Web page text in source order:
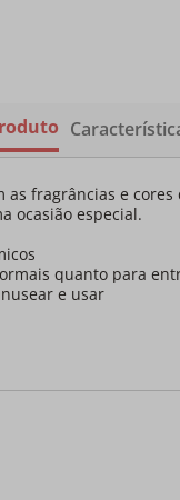
as fragrâncias e
ocasião especial.
quanto para
e usar